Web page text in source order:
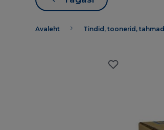
Avaleht Tindid, toonerid, tahmad